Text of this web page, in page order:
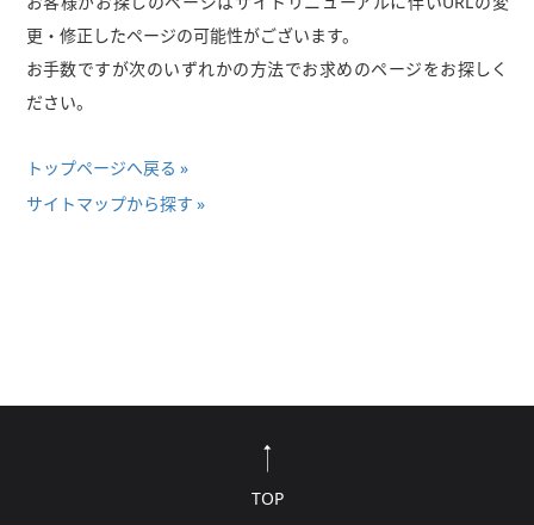
更・修正したページの可能性がございます。
お手数ですが次のいずれかの方法でお求めのページをお探しく
ださい。
トップページへ戻る
サイトマップから探す
TOP